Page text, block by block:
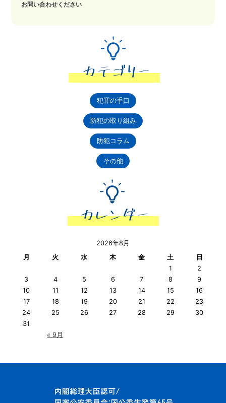
お問い合わせください
犯罪の手口
防犯の取り組み
防犯コラム
その他
2026年8月
月
火 水 木 金 土 日
« 9月
1
2
3
4 5 6 7 8
9
10
11 12 13 14 15
16
17
18 19 20 21 22
23
24
25 26 27 28 29
30
31